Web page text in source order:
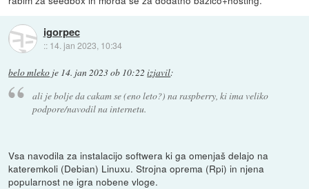
igorpec
:: 14. jan 2023, 10:34
belo mleko je 14. jan 2023 ob 10:22 izjavil:
ali je bolje da cakam se (eno leto?) na raspberry, ki ima veliko
podpore/navodil na internetu.
Vsa navodila za instalacijo softwera ki ga omenjaš delajo na
kateremkoli (Debian) Linuxu. Strojna oprema (Rpi) in njena
popularnost ne igra nobene vloge.